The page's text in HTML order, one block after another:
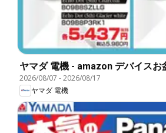
ヤマダ 電機 - amazon デバイスお
2026/08/07 -2026/08/17
ヤマダ 電機